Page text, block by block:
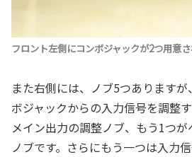
フロント左側にコンボジャックが2つ用意
また右側には、ノブ5つあります
ボジャックからの入力信号を調整
メイン出力の調整ノブ、もう1つ
ノブです。さらにもう一つは入力